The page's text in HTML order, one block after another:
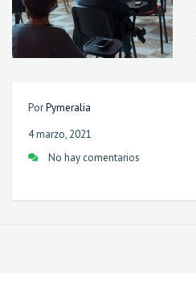
PorPymeralia
4 marzo, 2021
No hay comentarios